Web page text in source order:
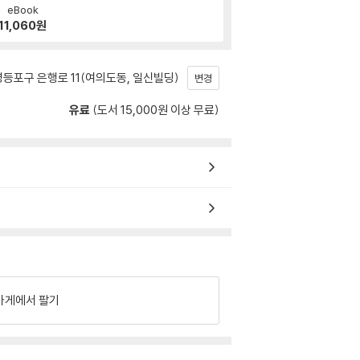
eBook
원
포구 은행로 11(여의도동, 일신빌딩) 변경
유료 (도서 15,000원 이상 무료)
게에서 팔기